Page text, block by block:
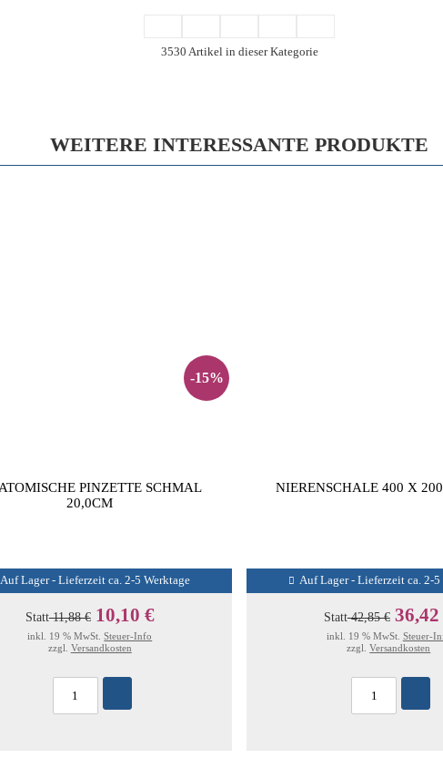
3530 Artikel in dieser Kategorie
WEITERE INTERESSANTE PRODUKTE
-15%
PINZETTE SCHMAL
20,0CM
Auf Lager - Lieferzeit ca. 2-5 Werktage
Statt11,88 € 10,10 €
inkl. 19 % MwSt.Steuer-Info
zzgl. Versandkosten
NIERENSCHALE 400 X
Auf Lager - Lieferzeit ca. 2-5
Statt42,85 € 36,42
inkl. 19 % MwSt. Steuer-
zzgl.Versandkosten